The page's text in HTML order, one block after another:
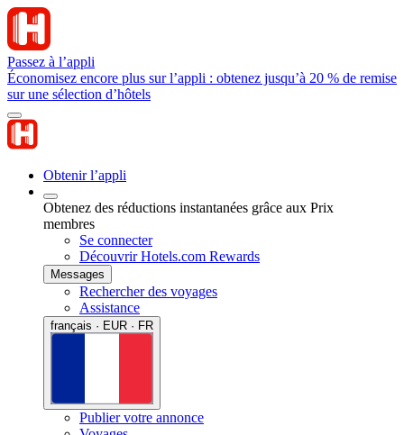
Passez à l’appli
Économisez encore plus sur l’appli : obtenez jusqu’à 20 % de remise
sur une sélection d’hôtels
Obtenir l’appli
Obtenez des réductions instantanées grâce aux Prix
membres
Se connecter
Découvrir Hotels.com Rewards
Messages
Rechercher des voyages
Assistance
français · EUR · FR
Publier votre annonce